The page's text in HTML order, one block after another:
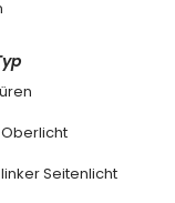
Seitenlicht